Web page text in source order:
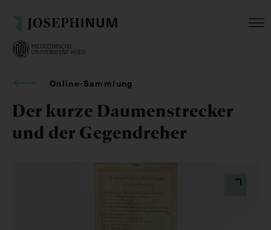
Online-Sammlung
Der kurze Daumenstrecker
und der Gegendreher